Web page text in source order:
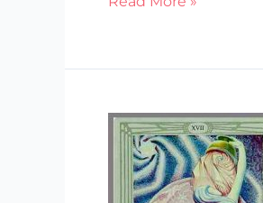
Tarot
önismeret